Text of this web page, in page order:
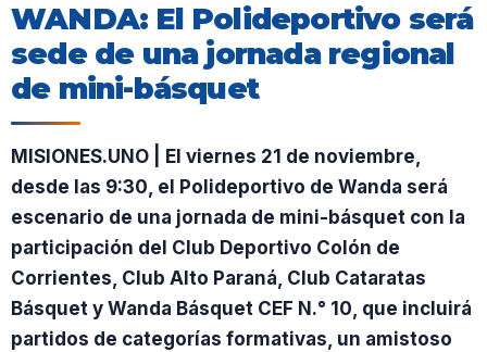
WANDA: El Polideportivo será
sede de una jornada regional
de mini-básquet
MISIONES.UNO | El viernes 21 de noviembre,
desde las 9:30, el Polideportivo de Wanda será
escenario de una jornada de mini-básquet con la
participación del Club Deportivo Colón de
Corrientes, Club Alto Paraná, Club Cataratas
Básquet y Wanda Básquet CEF N.° 10, que incluirá
partidos de categorías formativas, un amistoso